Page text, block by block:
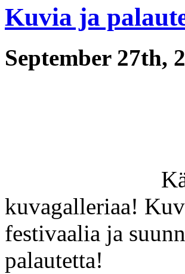
Kuvia ja
September 27th,
kuvagalleriaa!
festivaalia ja
palautetta!